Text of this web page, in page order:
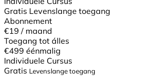
Gratis Levenslange toegang
Abonnement
€19 / maand
Toegang tot álles
€499 éénmalig
Individuele Cursus
Gratis Levenslange toegang